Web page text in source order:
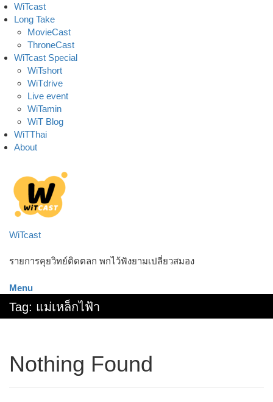
Skip
to
content
WiTcast
Long Take
MovieCast
ThroneCast
WiTcast Special
WiTshort
WiTdrive
Live event
WiTamin
WiT Blog
WiTThai
About
WiTcast
รายการคุยวิทย์ติดตลก พกไว้ฟังยามเปลี่ยวสมอง
Menu
Tag: แม่เหล็กไฟ้า
Nothing Found